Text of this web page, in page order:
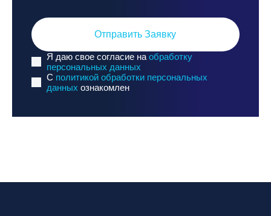
Отправить Заявку
Я даю свое согласие на обработку
персональных данных
C политикой обработки персональных
данных ознакомлен